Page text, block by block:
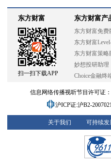
东方财富
扫一扫下载APP
东方财富产
东方财富免费
东方财富
东方财富策略
妙想投研助理
Choice金融终
信息网络传播视听节目许可证
沪ICP证:沪B2-
关于我们 可持续发